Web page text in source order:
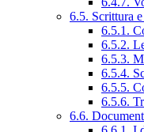
6.5. Scrittura
6.5.1.
6.5.2.
6.5.3.
6.5.4.
6.5.5.
6.5.6.
6.6.